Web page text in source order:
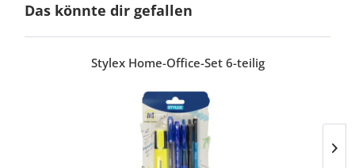
Das könnte dir gefallen
Stylex Home-Office-Set 6-teilig